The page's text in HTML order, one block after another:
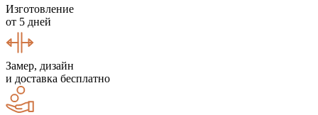
Изготовление
от 5 дней
Замер, дизайн
и доставка бесплатно